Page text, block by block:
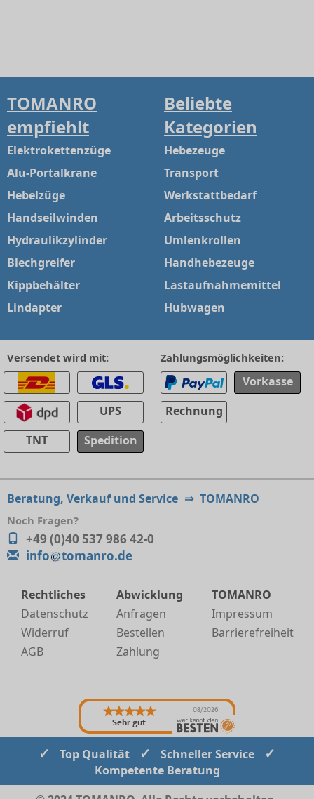
TOMANRO
empfiehlt
Elektrokettenzüge
Alu-Portalkrane
Hebelzüge
Handseilwinden
Hydraulikzylinder
Blechgreifer
Kippbehälter
Lindapter
Beliebte
Kategorien
Hebezeuge
Transport
Werkstattbedarf
Arbeitsschutz
Umlenkrollen
Handhebezeuge
Lastaufnahmemittel
Hubwagen
Versendet wird mit:
UPS
TNT
Spedition
Zahlungsmöglichkeiten:
Vorkasse
Rechnung
Beratung, Verkauf und Service ⇒ TOMANRO
Noch Fragen?
+49 (0)40 537 986 42-0
info
tomanro.de
Rechtliches
Datenschutz
Widerruf
AGB
Abwicklung
Anfragen
Bestellen
Zahlung
TOMANRO
Impressum
Barrierefreiheit
Sehr gut
08/2026
✓ Top Qualität ✓ Schneller Service ✓
Kompetente Beratung